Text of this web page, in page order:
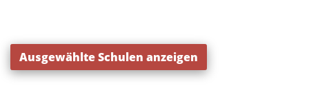
Ausgewählte Schulen anzeigen